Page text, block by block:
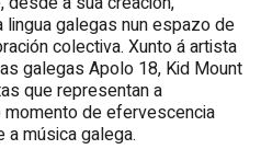
galegas nun espazo de
colectiva. Xunto á artista
galegas Apolo 18, Kid Mount
que representan a
de efervescencia
a música galega.